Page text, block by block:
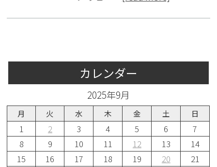
カレンダー
2025年9月
月 火 水 木 金 土 日
1 2 3 4 5 6
7
8
9 10 11 12 13
14
15
16 17 18 19 20
21